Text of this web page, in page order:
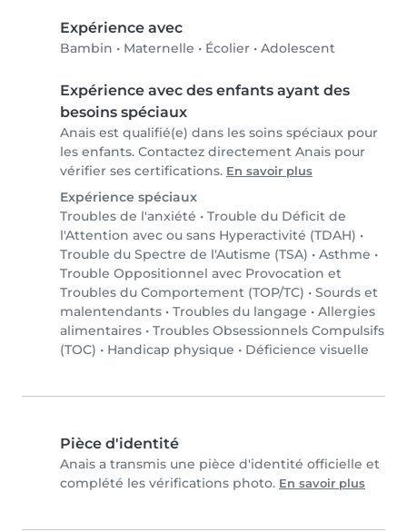
Expérience avec
Bambin • Maternelle • Écolier • Adolescent
Expérience avec des enfants ayant des
besoins spéciaux
Anais est qualifié(e) dans les soins spéciaux pour
les enfants. Contactez directement Anais pour
vérifier ses certifications. En savoir plus
Expérience spéciaux
Troubles de l'anxiété • Trouble du Déficit de
l'Attention avec ou sans Hyperactivité (TDAH) •
Trouble du Spectre de l'Autisme (TSA) • Asthme •
Trouble Oppositionnel avec Provocation et
Troubles du Comportement (TOP/TC) • Sourds et
malentendants • Troubles du langage • Allergies
alimentaires • Troubles Obsessionnels Compulsifs
(TOC) • Handicap physique • Déficience visuelle
Pièce d'identité
Anais a transmis une pièce d'identité officielle et
complété les vérifications photo. En savoir plus